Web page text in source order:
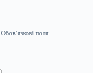
Обов’язкові поля